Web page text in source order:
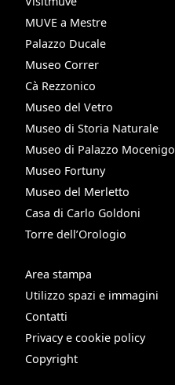
MUVE a Mestre
Palazzo Ducale
Museo Correr
Cà Rezzonico
Museo del Vetro
Museo di Storia Naturale
Museo di Palazzo Mocenigo
Museo Fortuny
Museo del Merletto
Casa di Carlo Goldoni
Torre dell’Orologio
Area stampa
Utilizzo spazi e immagini
Contatti
Privacy e cookie policy
Copyright